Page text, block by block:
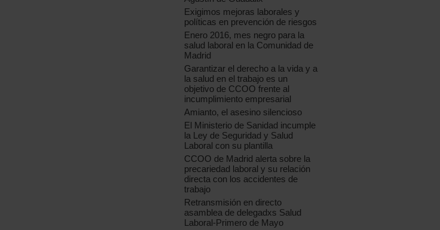
Exigimos mejoras laborales y
políticas en prevención de riesgos
Enero 2016, mes negro para la
salud laboral en la Comunidad de
Madrid
Garantizar el derecho a la vida y a
la salud en el trabajo es un
objetivo de CCOO frente al
incumplimiento empresarial
Amianto, el asesino silencioso
El Ministerio de Sanidad incumple
la Ley de Seguridad y Salud
Laboral con su plantilla
CCOO de Madrid alerta sobre la
precariedad laboral y su relación
directa con los accidentes de
trabajo
Retransmisión en directo
asamblea de delegadxs Salud
Laboral-Primero de Mayo